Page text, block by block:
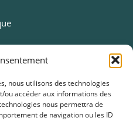
nous utilisons des technologies
ou accéder aux informations des
nous permettra de
de navigation ou les ID